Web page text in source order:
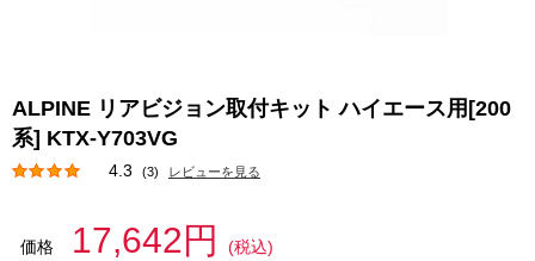
ALPINE リアビジョン取付キット ハイエース用[200
系] KTX-Y703VG
4.3 (3) レビューを見る
価格 17,642円
(税込)